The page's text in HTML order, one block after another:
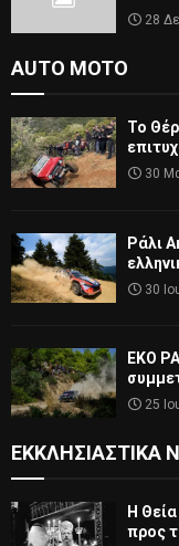
28
AUTO MOTO
Το
30
Ράλι
30
ΕΚΟ
25
ΕΚΚΛΗΣΙΑΣΤΙΚΆ
Η
προς